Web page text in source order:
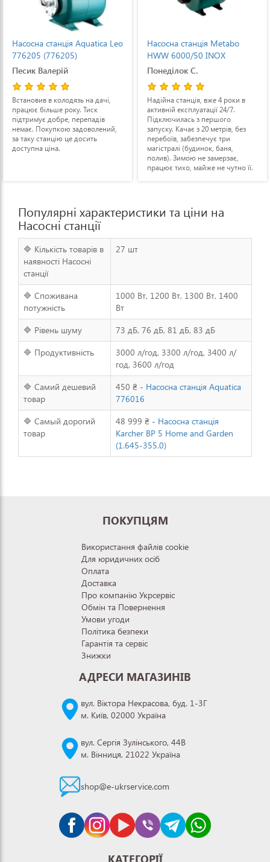
Насосна станція Metabo
HWW 6000/50 INOX
(600976000)
Понеділок С.
Надійна станція, вже 4 роки в
активній експлуатації 24/7.
Підключилась з першого
запуску. Качає з 20 метрів, без
перебоїв, забезпечує три
магістралі (будинок, баня,
Насосна станція AL-KO HW
3000 Inox classic (112846)
Кміть Іван
Проблему слабкого напору води
в будинку вирішив кардинально.
Провів окрему лінію і купив
насос. На третій поверх вода
шурує, аж труби гудуть.
Додатково поставив зворотній
клапан. Є вбудоване реле, що
запускає станцію при зниженні
Популярні характеристики та ціни на
Насосні станції
🔷 Кількість товарів в
наявності Насосні
станції
27 шт
🔷 Споживана
потужність
1000 Вт, 1200 Вт, 1300 Вт, 1400
Вт
🔷 Рівень шуму
73 дБ, 76 дБ, 81 дБ, 83 дБ
🔷 Продуктивність
3000 л/год, 3300 л/год, 3400 л/
год, 3600 л/год
🔷 Самий дешевий
товар
450 ₴ - Насосна станція Aquatica
776016
🔷 Самый дорогий
товар
48 999 ₴ - Насосна станція
Karcher BP 5 Home and Garden
(1.645-355.0)
ПОКУПЦЯМ
Використання файлів cookie
Для юридичних осіб
Оплата
Доставка
Про компанію Укрсервіс
Обмін та Повернення
Умови угоди
Політика безпеки
Гарантія та сервіс
Знижки
АДРЕСИ МАГАЗИНІВ
вул. Віктора Некрасова, буд. 1-3Г
м. Київ, 02000 Україна
вул. Сергія Зулінського, 44В
м. Вінниця, 21022 Україна
shop@e-ukrservice.com
КАТЕГОРІЇ